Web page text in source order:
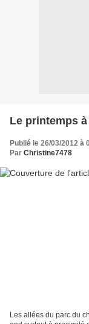
Le printemps
Publié le 26/03/2012 à
Par Christine7478
Les allées du parc du